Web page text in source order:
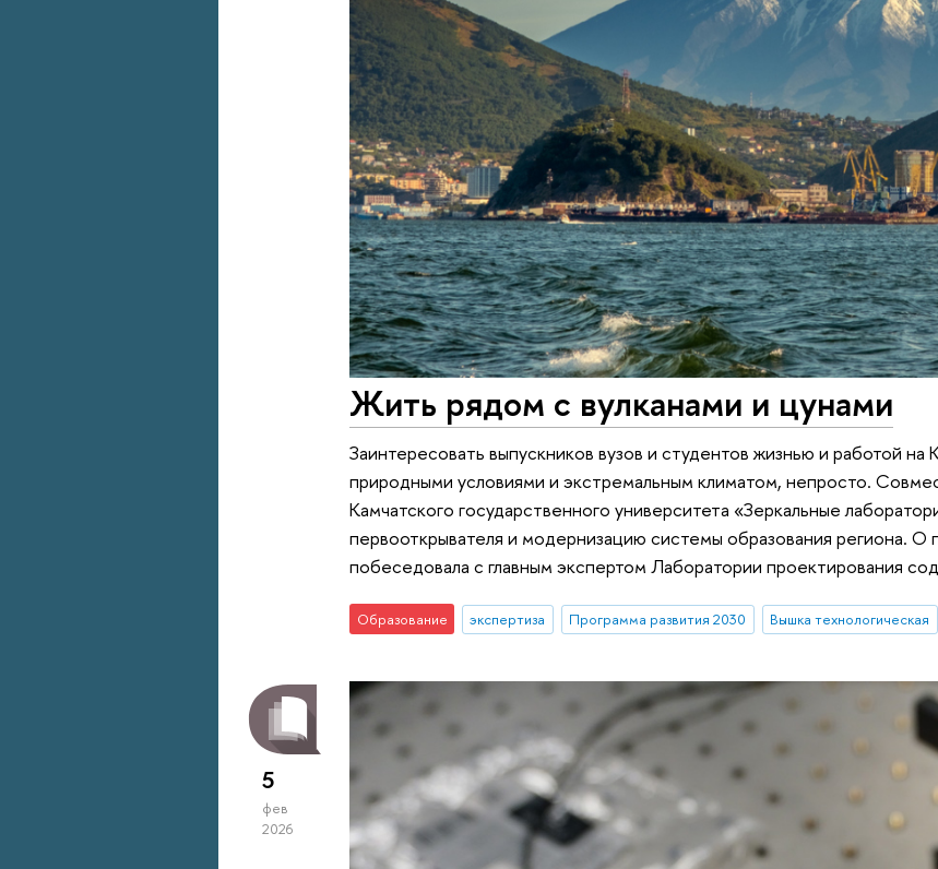
Жить рядом с вулканами и цунами
Заинтересовать выпускников вузов и студентов жизнью и работой
природными условиями и экстремальным климатом, непросто.
Камчатского государственного университета «Зеркальные
первооткрывателя и модернизацию системы образования региона. О
побеседовала с главным экспертом Лаборатории проектирования
Образование экспертиза Программа развития 2030 Вышка технологическая
5
фев
2026